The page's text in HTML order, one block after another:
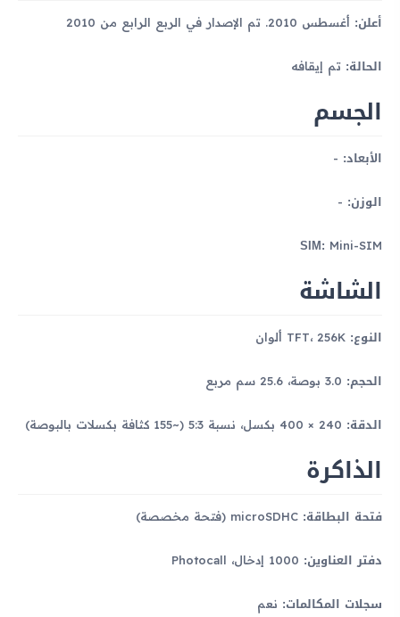
أعلن: أغسطس 2010. تم الإصدار في الربع الرابع من 2010
الحالة: تم إيقافه
الجسم
الأبعاد: -
الوزن: -
SIM: Mini-SIM
الشاشة
النوع:
الحجم:
الدقة:
الذاكرة
فتحة البطاقة:
دفتر العناوين:
سجلات المكالمات: نعم